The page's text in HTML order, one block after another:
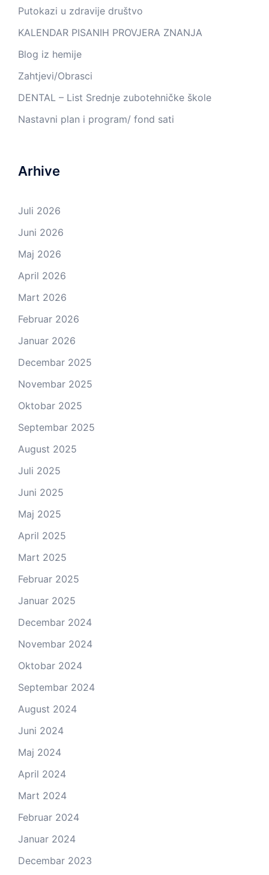
Putokazi u zdravije društvo
KALENDAR PISANIH PROVJERA ZNANJA
Blog iz hemije
Zahtjevi/Obrasci
DENTAL – List Srednje zubotehničke škole
Nastavni plan i program/ fond sati
Arhive
Juli 2026
Juni 2026
Maj 2026
April 2026
Mart 2026
Februar 2026
Januar 2026
Decembar 2025
Novembar 2025
Oktobar 2025
Septembar 2025
August 2025
Juli 2025
Juni 2025
Maj 2025
April 2025
Mart 2025
Februar 2025
Januar 2025
Decembar 2024
Novembar 2024
Oktobar 2024
Septembar 2024
August 2024
Juni 2024
Maj 2024
April 2024
Mart 2024
Februar 2024
Januar 2024
Decembar 2023